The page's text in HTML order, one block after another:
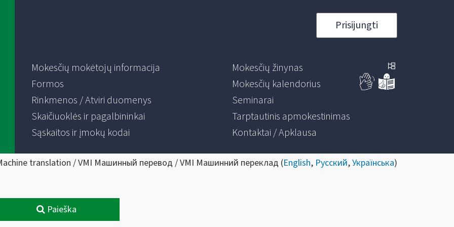
Prisijungti
Mokesčių mokėtojų informacija
Formos
Rinkmenos / Atviri duomenys
Skaičiuoklės ir pagalbininkai
Sąskaitos ir įmokų kodai
Mokesčių žinynas
Mokesčių kalendorius
Seminarai
Tarptautinis apmokestinimas
Kontaktai / Apklausa
translation / VMI Машинный перевод / VMI Машинний переклад (English, Русский,Українська)
Paieška